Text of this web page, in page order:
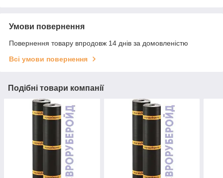
Умови повернення
Повернення товару впродовж 14 днів за домовленістю
Всі умови повернення
Подібні товари компанії